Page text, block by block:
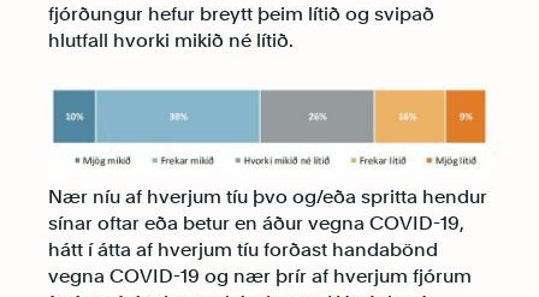
fjórðungur hefur breytt þeim lítið og svipað
hlutfall hvorki mikið né lítið.
Nær níu af hverjum tíu þvo og/eða spritta hendur
sínar oftar eða betur en áður vegna COVID-19,
hátt í átta af hverjum tíu forðast handabönd
vegna COVID-19 og nær þrír af hverjum fjórum